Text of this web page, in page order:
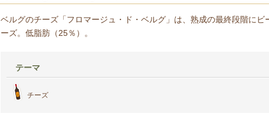
ベルグのチーズ「フロマージュ・ド・ベルグ」は、熟成の最終段階に
ーズ。低脂肪（25％）。
テーマ
チーズ